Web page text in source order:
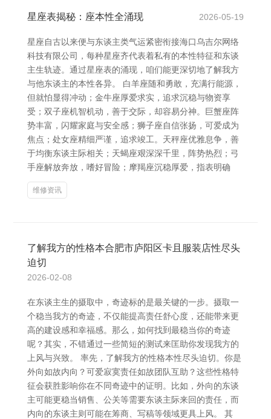
星座表揭秘：座本性全涌现 2026-05-19
星座自古以来便与东谈主类气运紧密衔接海口乌吉尔网络
科技有限公司，每种星座齐代表着私有的本性特征和东谈
主生轨迹。通过星座表的涌现，咱们能更深切地了解我方
与他东谈主的本性各异。 白羊座随和勇敢，充满行能源，
但就怕显得冲动；金牛座厚爱求实，追求沉稳与物资享
受；双子座机智机动，善于交际，却容易分神。巨蟹座阵
势丰富，闪耀家庭与安全感；狮子座自信张扬，可爱成为
焦点；处女座精细严谨，追求竣工。天秤座优雅息争，善
于均衡东谈主际相关；天蝎座艰深深千里，阵势热烈；弓
手座解放奔放，嗜好冒险；摩羯座沉稳厚爱，指表明确
维修资讯
了解我方的性格本合肥市庐阳区卡且服装店性尽头
迫切
2026-02-08
在东谈主生的摄取中，奇迹标的是最关键的一步。摄取一
个稳当我方的奇迹，不仅能提高责任舒心度，还能带来更
高的建设感和幸福感。那么，如何找到最稳当你的奇迹
呢？其实，不错通过一些简短的测试来匡助你发现我方的
上风与兴致。 率先，了解我方的性格本性尽头迫切。你是
外向如故内向？可爱寂寞责任如故团队互助？这些性格特
征会获胜影响你在不同奇迹中的证明。比如，外向的东谈
主可能更稳当销售、公关等需要东谈主际来回的责任，而
内向的东谈主则可能在筹商、写稿等领域更具上风。 其